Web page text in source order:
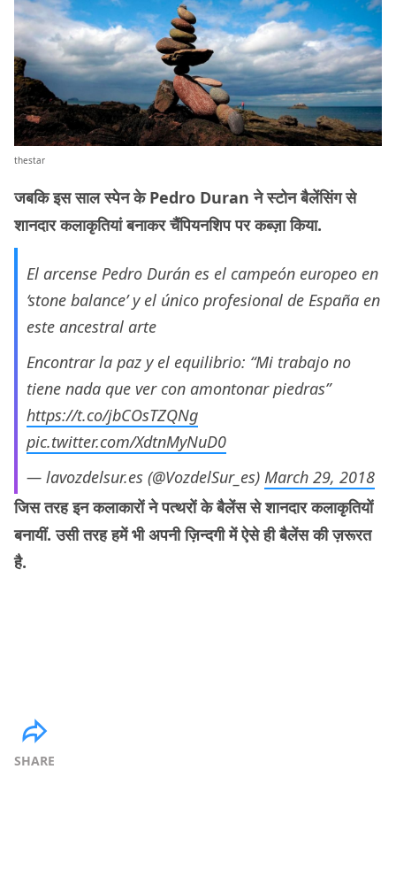
thestar
जबकि इस साल स्पेन के Pedro Duran ने स्टोन बैलेंसिंग से
शानदार कलाकृतियां बनाकर चैंपियनशिप पर कब्ज़ा किया.
El arcense Pedro Durán es el campeón europeo en
‘stone balance’ y el único profesional de España en
este ancestral arte
Encontrar la paz y el equilibrio: “Mi trabajo no
tiene nada que ver con amontonar piedras”
https://t.co/jbCOsTZQNg
pic.twitter.com/XdtnMyNuD0
— lavozdelsur.es (@VozdelSur_es) March 29, 2018
जिस तरह इन कलाकारों ने पत्थरों के बैलेंस से शानदार कलाकृतियों
बनायीं. उसी तरह हमें भी अपनी ज़िन्दगी में ऐसे ही बैलेंस की ज़रूरत
है.
SHARE